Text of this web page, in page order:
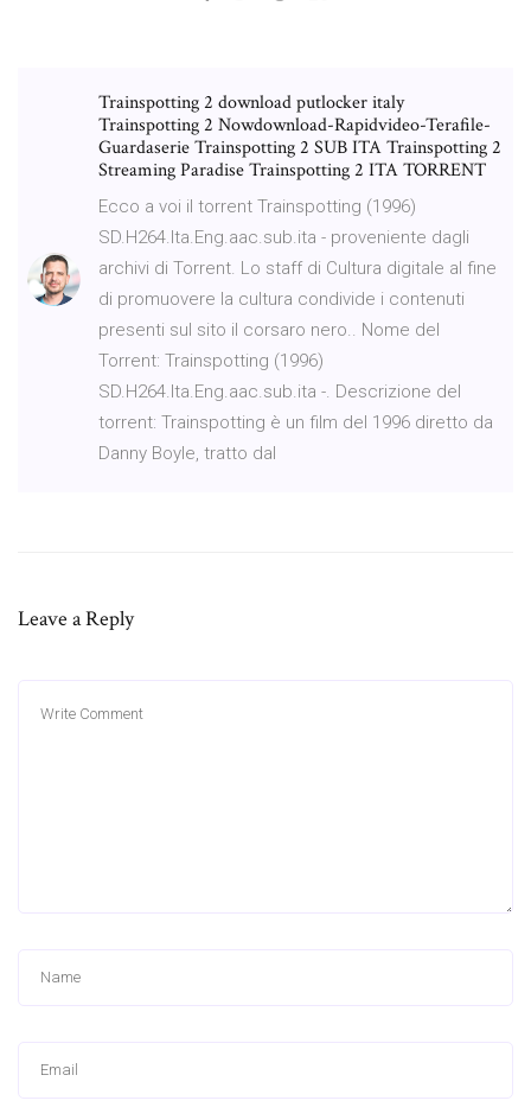
Trainspotting 2 download putlocker italy
Trainspotting 2 Nowdownload-Rapidvideo-Terafile-
Guardaserie Trainspotting 2 SUB ITA Trainspotting 2
Streaming Paradise Trainspotting 2 ITA TORRENT
Ecco a voi il torrent Trainspotting (1996)
SD.H264.Ita.Eng.aac.sub.ita - proveniente dagli
archivi di Torrent. Lo staff di Cultura digitale al fine
di promuovere la cultura condivide i contenuti
presenti sul sito il corsaro nero.. Nome del
Torrent: Trainspotting (1996)
SD.H264.Ita.Eng.aac.sub.ita -. Descrizione del
torrent: Trainspotting è un film del 1996 diretto da
Danny Boyle, tratto dal
Leave a Reply